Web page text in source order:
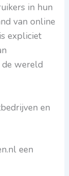
in hun
van online
expliciet
wereld
en
een